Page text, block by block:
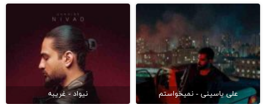
علی یاسینی - نمیخواستم نیواد - غریبه